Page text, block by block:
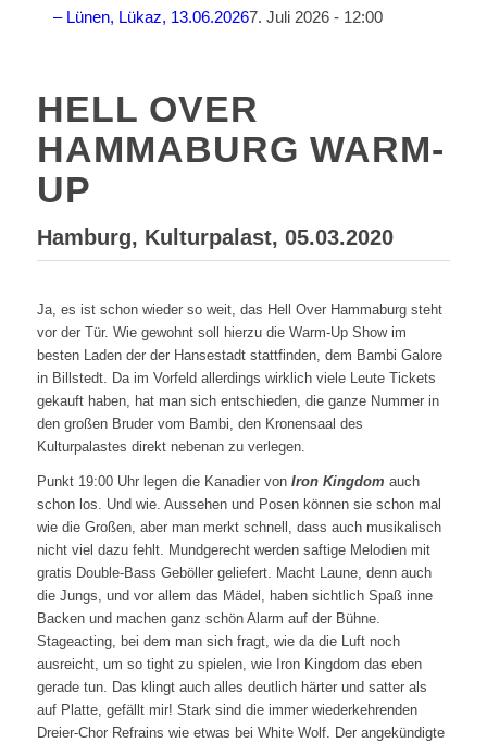
– Lünen, Lükaz, 13.06.20267. Juli 2026 - 12:00
HELL OVER
HAMMABURG WARM-
UP
Hamburg, Kulturpalast, 05.03.2020
Ja, es ist schon wieder so weit, das Hell Over Hammaburg steht
vor der Tür. Wie gewohnt soll hierzu die Warm-Up Show im
besten Laden der der Hansestadt stattfinden, dem Bambi Galore
in Billstedt. Da im Vorfeld allerdings wirklich viele Leute Tickets
gekauft haben, hat man sich entschieden, die ganze Nummer in
den großen Bruder vom Bambi, den Kronensaal des
Kulturpalastes direkt nebenan zu verlegen.
Punkt 19:00 Uhr legen die Kanadier von Iron Kingdom auch
schon los. Und wie. Aussehen und Posen können sie schon mal
wie die Großen, aber man merkt schnell, dass auch musikalisch
nicht viel dazu fehlt. Mundgerecht werden saftige Melodien mit
gratis Double-Bass Geböller geliefert. Macht Laune, denn auch
die Jungs, und vor allem das Mädel, haben sichtlich Spaß inne
Backen und machen ganz schön Alarm auf der Bühne.
Stageacting, bei dem man sich fragt, wie da die Luft noch
ausreicht, um so tight zu spielen, wie Iron Kingdom das eben
gerade tun. Das klingt auch alles deutlich härter und satter als
auf Platte, gefällt mir! Stark sind die immer wiederkehrenden
Dreier-Chor Refrains wie etwas bei White Wolf. Der angekündigte